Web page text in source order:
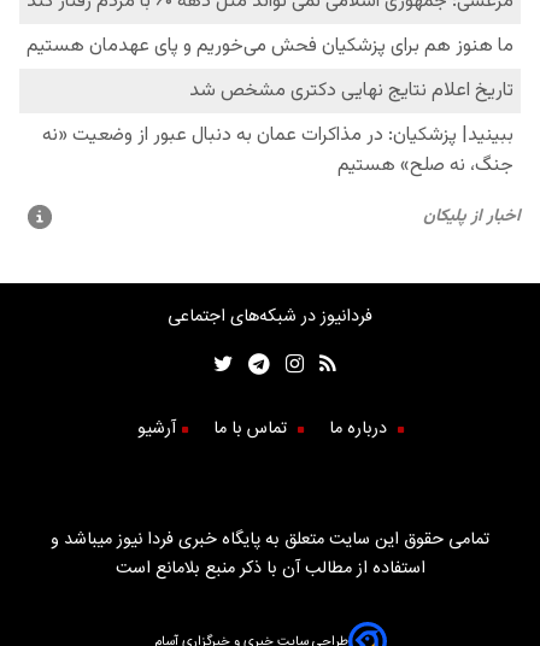
فردانیوز در شبکه‌های اجتماعی
درباره ما تماس با ما آرشیو
تمامی حقوق این سایت متعلق به پایگاه خبری فردا نیوز میباشد و
استفاده از مطالب آن با ذکر منبع بلامانع است
طراحی سایت خبری و خبرگزاری آسام